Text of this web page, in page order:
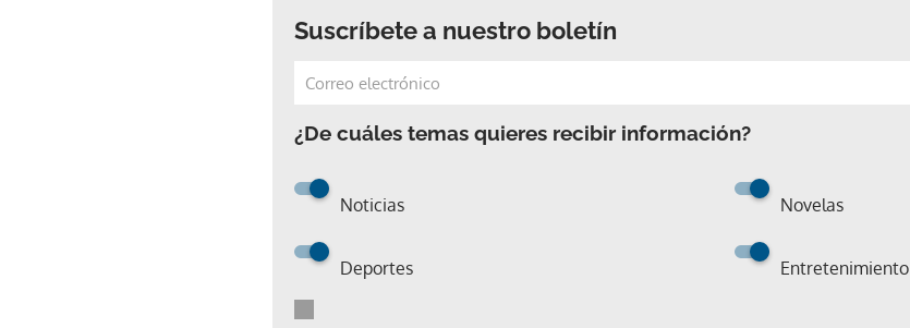
Suscríbete a nuestro boletín
¿De cuáles temas quieres recibir información?
Noticias Novelas
Deportes Entretenimiento